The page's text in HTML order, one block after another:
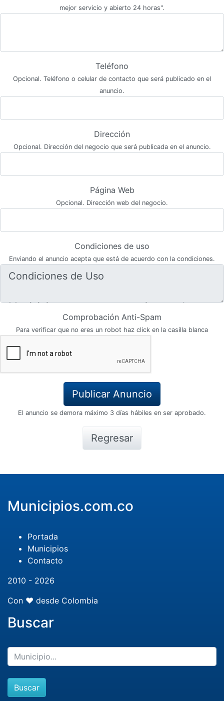
mejor servicio y abierto 24 horas".
Teléfono
Opcional. Teléfono o celular de contacto que será publicado en el
anuncio.
Dirección
Opcional. Dirección del negocio que será publicada en el anuncio.
Página Web
Opcional. Dirección web del negocio.
Condiciones de uso
Enviando el anuncio acepta que está de acuerdo con la condiciones.
Comprobación Anti-Spam
Para verificar que no eres un robot haz click en la casilla blanca
El anuncio se demora máximo 3 días hábiles en ser aprobado.
Regresar
Municipios.com.co
Portada
Municipios
Contacto
2010 - 2026
Con ❤️ desde Colombia
Buscar
Buscar